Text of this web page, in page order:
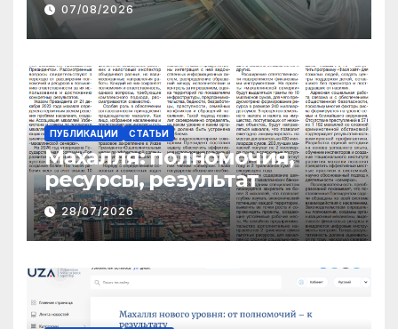
ТРАНСФЕРТОВ
07/08/2026
ПУБЛИКАЦИИ СТАТЬИ
Махалля:полномочия,
ресурсы, результат
28/07/2026